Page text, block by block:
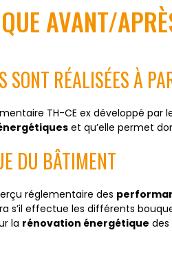
AVANT/
SONT RÉALISÉES À
TH-CE ex développé
et qu’elle permet
DU BÂTIMENT
réglementaire des
s’il effectue les différents
la rénovation énergétique